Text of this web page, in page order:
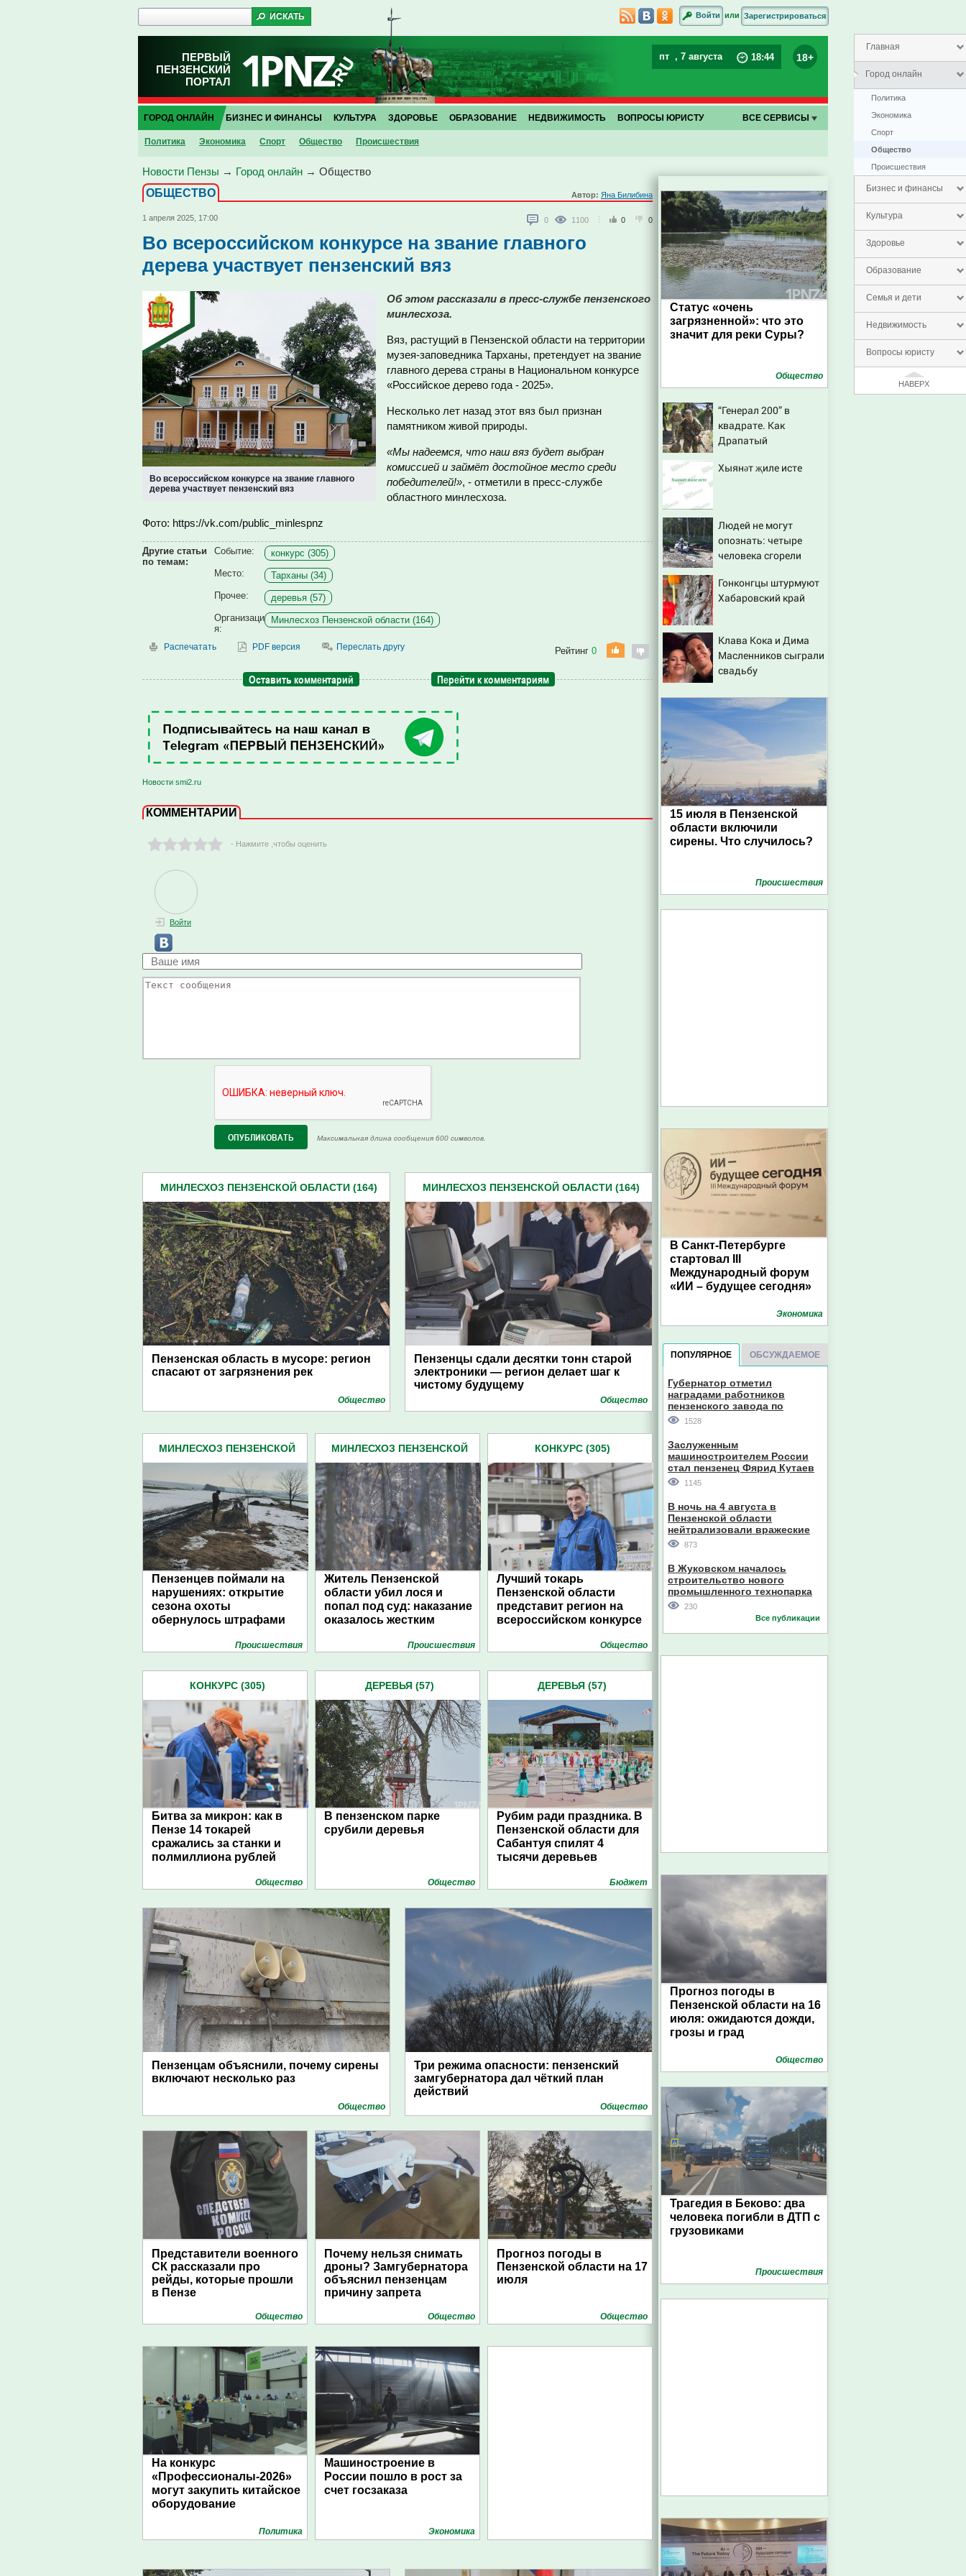
Главная
Город онлайн
Политика
Экономика
Спорт
Общество
Проиcшествия
Бизнес и финансы
Культура
Здоровье
Образование
Семья и дети
Недвижимость
Вопросы юристу
НАВЕРХ
Войти или Зарегистрироваться
ПЕРВЫЙ
ПЕНЗЕНСКИЙ
ПОРТАЛ
пт , 7 августа 18:44 18+
ГОРОД ОНЛАЙН
Политика Экономика Спорт Общество Проиcшествия
БИЗНЕС И ФИНАНСЫ КУЛЬТУРА ЗДОРОВЬЕ ОБРАЗОВАНИЕ НЕДВИЖИМОСТЬ ВОПРОСЫ ЮРИСТУ ВСЕ СЕРВИСЫ
Новости Пензы → Город онлайн → Общество
ОБЩЕСТВО
Автор: Яна Билибина
1 апреля 2025, 17:00 0 1100 0 0
Во всероссийском конкурсе на звание главного
дерева участвует пензенский вяз
Во всероссийском конкурсе на звание главного
дерева участвует пензенский вяз
Об этом рассказали в пресс-службе пензенского
минлесхоза.
Вяз, растущий в Пензенской области на территории
музея-заповедника Тарханы, претендует на звание
главного дерева страны в Национальном конкурсе
«Российское дерево года - 2025».
Несколько лет назад этот вяз был признан
памятником живой природы.
«Мы надеемся, что наш вяз будет выбран
комиссией и займёт достойное место среди
победителей!», - отметили в пресс-службе
областного минлесхоза.
Фото: https://vk.com/public_minlespnz
Другие статьи
по темам:
Событие:
конкурс (305)
Место:
Тарханы (34)
Прочее:
деревья (57)
Организаци
я:
Минлесхоз Пензенской области (164)
Распечатать PDF версия Переслать другу Рейтинг 0
Оставить комментарий Перейти к комментариям
Новости smi2.ru
КОММЕНТАРИИ
- Нажмите ,чтобы оценить
Войти
Максимальная длина сообщения 600 символов.
МИНЛЕСХОЗ ПЕНЗЕНСКОЙ ОБЛАСТИ (164)
Пензенская область в мусоре: регион
спасают от загрязнения рек
Общество
МИНЛЕСХОЗ ПЕНЗЕНСКОЙ ОБЛАСТИ (164)
Пензенцы сдали десятки тонн старой
электроники — регион делает шаг к
чистому будущему
Общество
МИНЛЕСХОЗ ПЕНЗЕНСКОЙ
Пензенцев поймали на
нарушениях: открытие
сезона охоты
обернулось штрафами
Проиcшествия
МИНЛЕСХОЗ ПЕНЗЕНСКОЙ
Житель Пензенской
области убил лося и
попал под суд: наказание
оказалось жестким
Проиcшествия
КОНКУРС (305)
Лучший токарь
Пензенской области
представит регион на
всероссийском конкурсе
Общество
КОНКУРС (305)
Битва за микрон: как в
Пензе 14 токарей
сражались за станки и
полмиллиона рублей
Общество
ДЕРЕВЬЯ (57)
В пензенском парке
срубили деревья
Общество
ДЕРЕВЬЯ (57)
Рубим ради праздника. В
Пензенской области для
Сабантуя спилят 4
тысячи деревьев
Бюджет
Пензенцам объяснили, почему сирены
включают несколько раз
Общество
Три режима опасности: пензенский
замгубернатора дал чёткий план
действий
Общество
Представители военного
СК рассказали про
рейды, которые прошли
в Пензе
Общество
Почему нельзя снимать
дроны? Замгубернатора
объяснил пензенцам
причину запрета
Общество
Прогноз погоды в
Пензенской области на 17
июля
Общество
На конкурс
«Профессионалы-2026»
могут закупить китайское
оборудование
Политика
Машиностроение в
России пошло в рост за
счет госзаказа
Экономика
Статус «очень
загрязненной»: что это
значит для реки Суры?
Общество
“Генерал 200” в
квадрате. Как
Драпатый
Хыянәт җиле исте
Людей не могут
опознать: четыре
человека сгорели
ДТП на трассе
07/08/2026 – Новости
Гонконгцы штурмуют
Хабаровский край
Клава Кока и Дима
Масленников сыграли
свадьбу
15 июля в Пензенской
области включили
сирены. Что случилось?
Проиcшествия
В Санкт-Петербурге
стартовал III
Международный форум
«ИИ – будущее сегодня»
Экономика
ПОПУЛЯРНОЕ ОБСУЖДАЕМОЕ
Губернатор отметил
наградами работников
пензенского завода по
производству станков
1528
Заслуженным
машиностроителем России
стал пензенец Фярид Кутаев
1145
В ночь на 4 августа в
Пензенской области
нейтрализовали вражеские
дроны
873
В Жуковском началось
строительство нового
промышленного технопарка
230
Все публикации
Прогноз погоды в
Пензенской области на 16
июля: ожидаются дожди,
грозы и град
Общество
Трагедия в Беково: два
человека погибли в ДТП с
грузовиками
Проиcшествия